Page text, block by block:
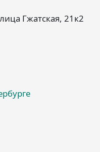
Гжатская, 21к2